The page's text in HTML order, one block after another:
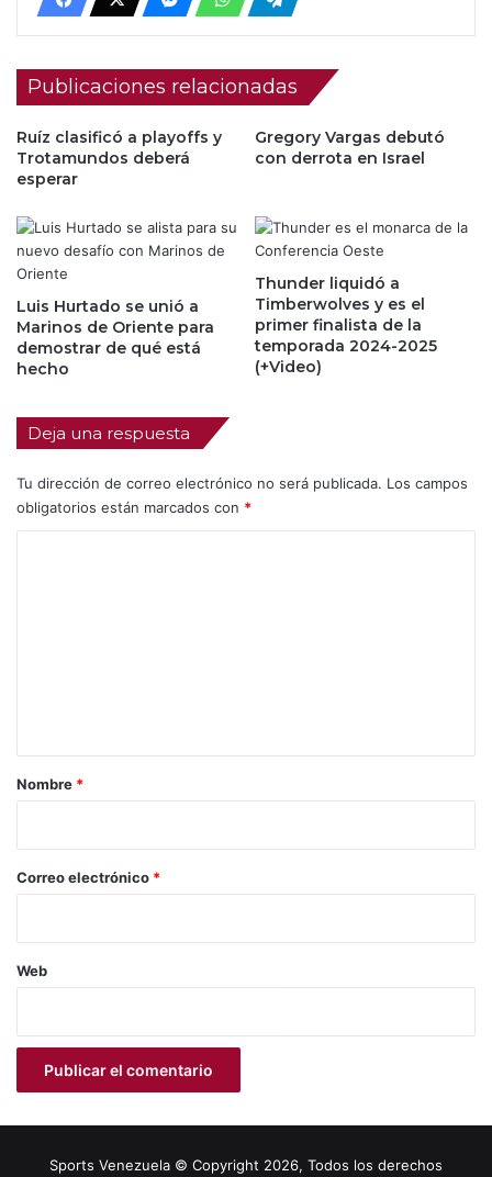
Publicaciones relacionadas
Ruíz clasificó a playoffs y
Trotamundos deberá
esperar
Gregory Vargas debutó
con derrota en Israel
Luis Hurtado se unió a
Marinos de Oriente para
demostrar de qué está
hecho
Thunder liquidó a
Timberwolves y es el
primer finalista de la
temporada 2024-2025
(+Video)
Deja una respuesta
Tu dirección de correo electrónico no será publicada. Los campos
obligatorios están marcados con *
r
*
Nombre *
Correo electrónico *
Web
Sports Venezuela © Copyright 2026, Todos los derechos